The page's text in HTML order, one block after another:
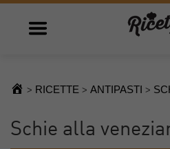
Open main menu
> RICETTE > ANTIPASTI >
Schie alla